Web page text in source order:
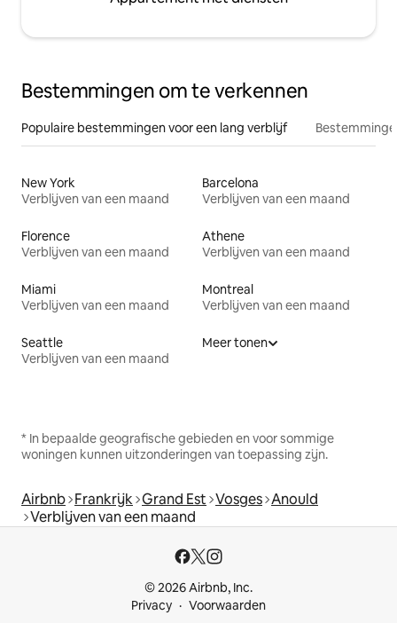
Bestemmingen om te verkennen
Populaire bestemmingen voor een lang verblijf
New York
Verblijven van een maand
Barcelona
Verblijven van een maand
Florence
Verblijven van een maand
Athene
Verblijven van een maand
Miami
Verblijven van een maand
Montreal
Verblijven van een maand
Seattle
Verblijven van een maand
Meer tonen
* In bepaalde geografische gebieden en voor sommige
woningen kunnen uitzonderingen van toepassing zijn.
Airbnb Frankrijk Grand Est Vosges Anould
Verblijven van een maand
© 2026 Airbnb, Inc.
Privacy
Voorwaarden